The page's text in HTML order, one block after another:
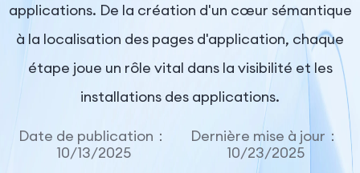
Entreprise
applications. De la création d'un cœur sémantique
à la localisation des pages d'application, chaque
étape joue un rôle vital dans la visibilité et les
installations des applications.
Date de publication：
10/13/2025
Dernière mise à jour：
10/23/2025